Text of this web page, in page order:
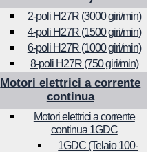
2-poli H27R (3000 giri/min)
4-poli H27R (1500 giri/min)
6-poli H27R (1000 giri/min)
8-poli H27R (750 giri/min)
Motori elettrici a corrente
continua
Motori elettrici a corrente
continua 1GDC
1GDC (Telaio 100-